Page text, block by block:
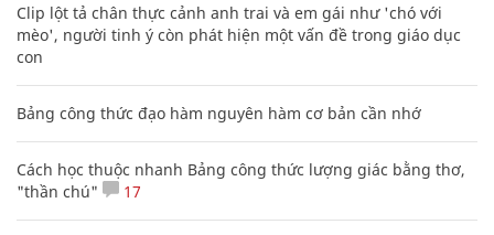
Clip lột tả chân thực cảnh anh trai và em gái như 'chó với
mèo', người tinh ý còn phát hiện một vấn đề trong giáo dục
con
Bảng công thức đạo hàm nguyên hàm cơ bản cần nhớ
Cách học thuộc nhanh Bảng công thức lượng giác bằng thơ,
"thần chú"
17